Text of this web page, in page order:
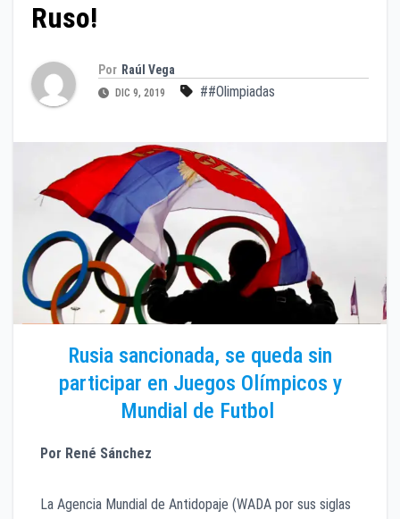
Ruso!
Por Raúl Vega
DIC 9, 2019 ##Olimpiadas
Rusia sancionada, se queda sin
participar en Juegos Olímpicos y
Mundial de Futbol
Por René Sánchez
La Agencia Mundial de Antidopaje (WADA por sus siglas